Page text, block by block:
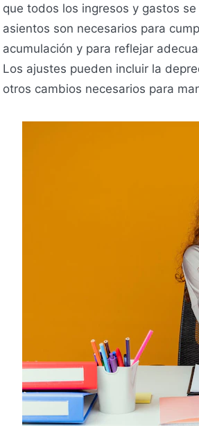
que todos los ingresos y gastos
asientos son necesarios para
acumulación y para reflejar
Los ajustes pueden incluir la
otros cambios necesarios para